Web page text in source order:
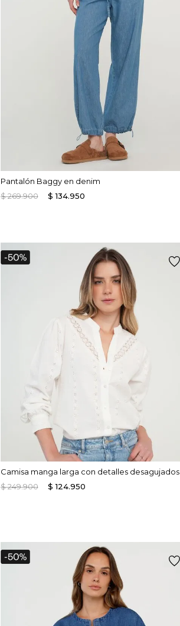
Pantalón Baggy en denim
$269.900 $ 134.950
Camisa manga larga con detalles desagujados
$249.900 $ 124.950